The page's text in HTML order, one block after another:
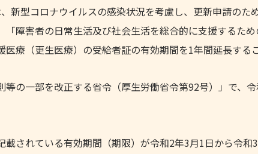
新型コロナウイルスの感染状況を考慮し、更新申請のた
「障害者の日常生活及び社会生活を総合的に支援するた
療（更生医療）の受給者証の有効期間を1年間延長する
の一部を改正する省令（厚生労働省令第92号）」で、
されている有効期間（期限）が令和2年3月1日から令